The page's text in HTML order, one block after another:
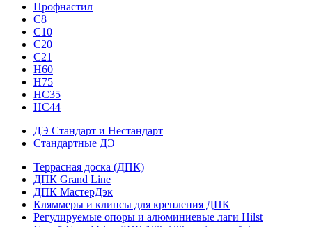
Профнастил
С8
С10
С20
С21
H60
H75
HС35
НС44
ДЭ Стандарт и Нестандарт
Стандартные ДЭ
Террасная доска (ДПК)
ДПК Grand Line
ДПК МастерДэк
Кляммеры и клипсы для крепления ДПК
Регулируемые опоры и алюминиевые лаги Hilst